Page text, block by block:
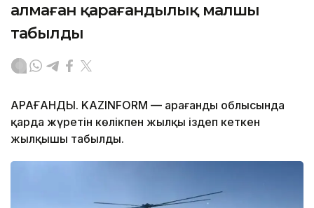
алмаған қарағандылық малшы
табылды
ҚАРАҒАНДЫ. KAZINFORM — Қарағанды ​​облысында
қарда жүретін көлікпен жылқы іздеп кеткен
жылқышы табылды.